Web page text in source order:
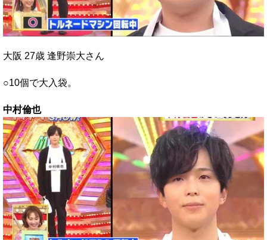
大阪 27歳 逢野崇大さん
○10個で大入袋。
中村倫也